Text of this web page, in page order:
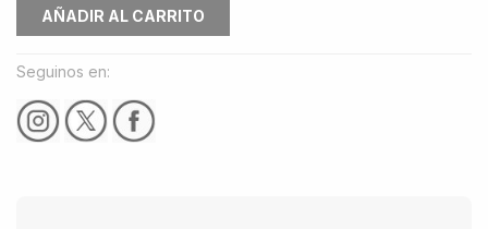
AÑADIR AL CARRITO
Seguinos en: